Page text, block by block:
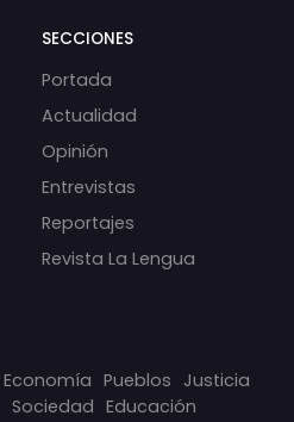
SECCIONES
Portada
Actualidad
Opinión
Entrevistas
Reportajes
Revista La Lengua
Economía Pueblos Justicia
Sociedad Educación